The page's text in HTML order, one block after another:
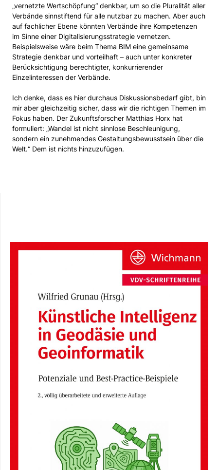
„vernetzte Wertschöpfung“ denkbar, um so die Pluralität aller
Verbände sinnstiftend für alle nutzbar zu machen. Aber auch
auf fachlicher Ebene könnten Verbände ihre Kompetenzen
im Sinne einer Digitalisierungsstrategie vernetzen.
Beispielsweise wäre beim Thema BIM eine gemeinsame
Strategie denkbar und vorteilhaft – auch unter konkreter
Berücksichtigung berechtigter, konkurrierender
Einzelinteressen der Verbände.
Ich denke, dass es hier durchaus Diskussionsbedarf gibt, bin
mir aber gleichzeitig sicher, dass wir die richtigen Themen im
Fokus haben. Der Zukunftsforscher Matthias Horx hat
formuliert: „Wandel ist nicht sinnlose Beschleunigung,
sondern ein zunehmendes Gestaltungsbewusstsein über die
Welt.“ Dem ist nichts hinzuzufügen.